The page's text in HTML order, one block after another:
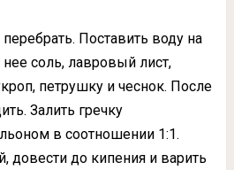
Поставить воду на
соль, лавровый лист,
петрушку и чеснок. После
Залить гречку
в соотношении 1:1.
довести до кипения и варить